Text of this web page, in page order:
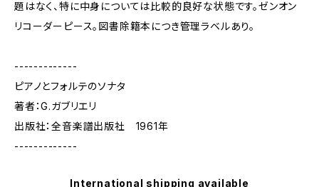
題はなく、特に中身については比較的良好な状態です。ゼンオン
リコーダーピース。図書除籍本につき管理ラベルあり。
-------------
ピアノとフォルテのソナタ
著者：G.ガブリエリ
出版社：全音楽譜出版社 1961年
-------------
International shipping available